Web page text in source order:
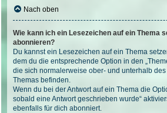
Nach oben
Wie kann ich ein Lesezeichen auf ein Thema
abonnieren?
Du kannst ein Lesezeichen auf ein Thema
dem du die entsprechende Option in den
die sich normalerweise ober- und unterhalb
Themas befinden.
Wenn du bei der Antwort auf ein Thema die
sobald eine Antwort geschrieben wurde“
ebenfalls für dich abonniert.